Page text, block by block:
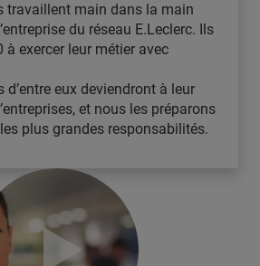
travaillent main dans la main
du réseau E.Leclerc. Ils
à exercer leur métier avec
d’entre eux deviendront à leur
et nous les préparons
plus grandes responsabilités.